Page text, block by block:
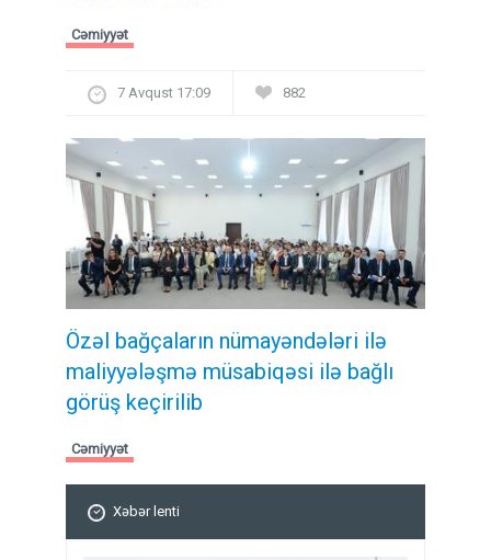
Cəmiyyət
7 Avqust 17:09 882
Özəl bağçaların nümayəndələri ilə
maliyyələşmə müsabiqəsi ilə bağlı
görüş keçirilib
Cəmiyyət
Xəbər lenti